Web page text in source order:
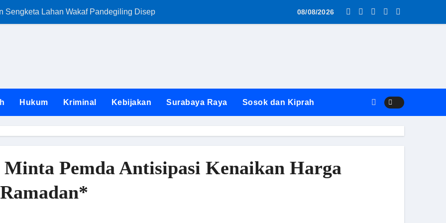
Lahan Wakaf Pandegiling Disepakati Lewat Jalur HukumFKKS Jatim Ngamuk! Penanganan Laporan Pungli Disdik Butuh 14 Hari:
08/08/2026
Hukum Kriminal Kebijakan Surabaya Raya Sosok dan Kiprah
Pemda Antisipasi Kenaikan Harga